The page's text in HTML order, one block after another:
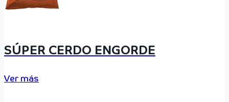
SÚPER CERDO ENGORDE
Ver más